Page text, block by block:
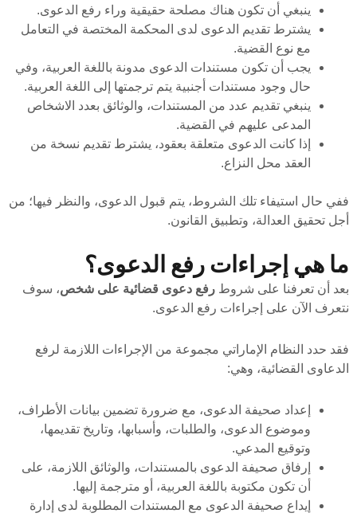
ينبغي أن تكون هناك مصلحة حقيقية وراء رفع الدعوى.
يشترط تقديم الدعوى لدى المحكمة المختصة في التعامل
مع نوع القضية.
يجب أن تكون مستندات الدعوى مدونة باللغة العربية، وفي
حال وجود مستندات أجنبية يتم ترجمتها إلى اللغة العربية.
ينبغي تقديم عدد من المستندات، والوثائق بعدد الاشخاص
المدعى عليهم في القضية.
إذا كانت الدعوى متعلقة بعقود، يشترط تقديم نسخة من
العقد محل النزاع.
ففي حال استيفاء تلك الشروط، يتم قبول الدعوى، والنظر فيها؛ من
أجل تحقيق العدالة، وتطبيق القانون.
ما هي إجراءات رفع الدعوى؟
بعد أن تعرفنا على شروط رفع دعوى قضائية على شخص، سوف
نتعرف الآن على إجراءات رفع الدعوى.
فقد حدد النظام الإماراتي مجموعة من الإجراءات اللازمة لرفع
الدعاوى القضائية، وهي:
إعداد صحيفة الدعوى، مع ضرورة تضمين بيانات الأطراف،
وموضوع الدعوى، والطلبات، وأسبابها، وتاريخ تقديمها،
وتوقيع المدعي.
إرفاق صحيفة الدعوى بالمستندات، والوثائق اللازمة، على
أن تكون مكتوبة باللغة العربية، أو مترجمة إليها.
إيداع صحيفة الدعوى مع المستندات المطلوبة لدى إدارة